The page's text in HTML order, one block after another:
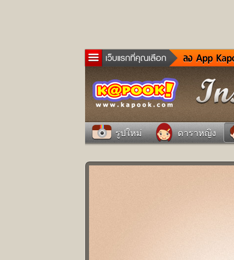
ข่าวด่วน
ละคร
เกม
ดูดวง
ผู้ชาย
dictionary
รูปใหม่ ดาราหญิง